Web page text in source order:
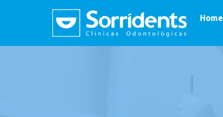
Home